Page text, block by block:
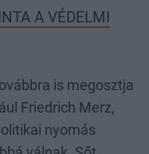
A VÉDELMI
is megosztja
Friedrich Merz,
nyomás